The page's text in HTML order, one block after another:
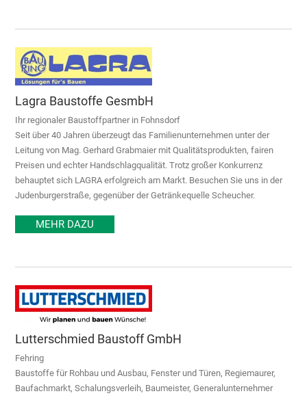
Lagra Baustoffe GesmbH
Ihr regionaler Baustoffpartner in Fohnsdorf
Seit über 40 Jahren überzeugt das Familienunternehmen unter der
Leitung von Mag. Gerhard Grabmaier mit Qualitätsprodukten, fairen
Preisen und echter Handschlagqualität. Trotz großer Konkurrenz
behauptet sich LAGRA erfolgreich am Markt. Besuchen Sie uns in der
Judenburgerstraße, gegenüber der Getränkequelle Scheucher.
MEHR DAZU
Lutterschmied Baustoff GmbH
Fehring
Baustoffe für Rohbau und Ausbau, Fenster und Türen, Regiemaurer,
Baufachmarkt, Schalungsverleih, Baumeister, Generalunternehmer